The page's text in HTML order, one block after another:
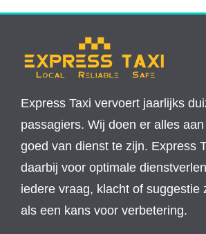
Express Taxi vervoert jaarlijks
passagiers. Wij doen er alles
goed van dienst te zijn. Express
daarbij voor optimale
iedere vraag, klacht of suggestie
als een kans voor verbetering.